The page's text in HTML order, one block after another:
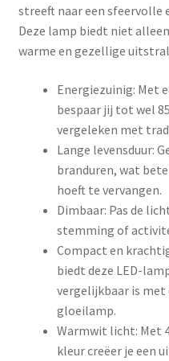
streeft naar een sfeervolle
Deze lamp biedt niet
warme en gezellige
Energiezuinig: Met
bespaar jij tot wel
vergeleken met
Lange levensduur:
branduren, wat
hoeft te vervangen.
Dimbaar: Pas de
stemming of
Compact en
biedt deze LED-
vergelijkbaar is met
gloeilamp.
Warmwit licht: Met
kleur creëer je een